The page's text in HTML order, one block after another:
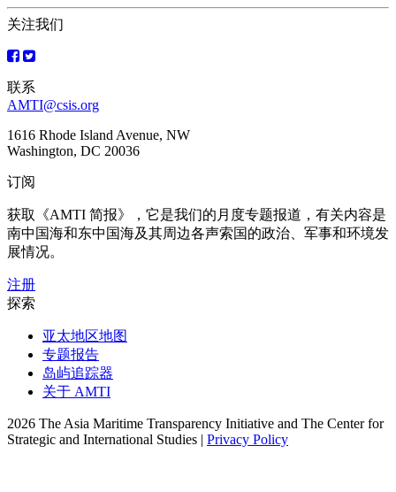
章
导
航
关注我们
联系
AMTI@csis.org
1616 Rhode Island Avenue, NW
Washington, DC 20036
订阅
获取《AMTI 简报》，它是我们的月度专题报道，有关内容是
南中国海和东中国海及其周边各声索国的政治、军事和环境发
展情况。
注册
探索
亚太地区地图
专题报告
岛屿追踪器
关于 AMTI
2026 The Asia Maritime Transparency Initiative and The Center for
Strategic and International Studies | Privacy Policy